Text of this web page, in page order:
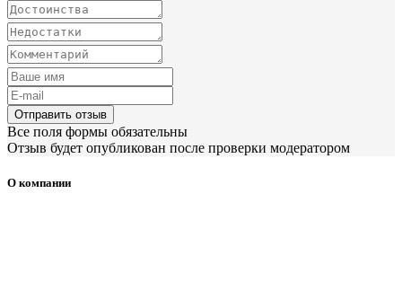
Отправить отзыв
Все поля формы обязательны
Отзыв будет опубликован после проверки модератором
О компании